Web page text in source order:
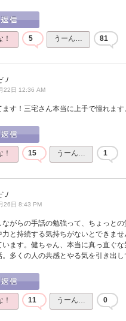
！ 5 うーん… 81
Ｊ
22日 12:36 AM
す！三宅さん本当に上手で憧れます
！ 15 うーん… 1
Ｊ
26日 8:43 PM
ながらの手話の勉強って、ちょっと
力と持続する気持ちがないとできま
います。健ちゃん、本当に真っ直ぐ
。多くの人の共感とやる気を引き出し
！ 11 うーん… 0